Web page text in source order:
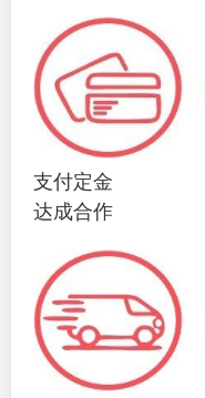
支付定金
达成合作